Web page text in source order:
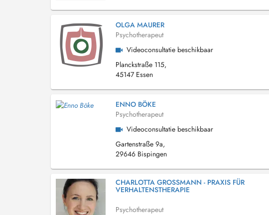
OLGA MAURER
Psychotherapeut
Videoconsultatie beschikbaar
Planckstraße 115,
45147 Essen
ENNO BÖKE
Psychotherapeut
Videoconsultatie beschikbaar
Gartenstraße 9a,
29646 Bispingen
CHARLOTTA GROSSMANN - PRAXIS FÜR V
ERHALTENSTHERAPIE
Psychotherapeut